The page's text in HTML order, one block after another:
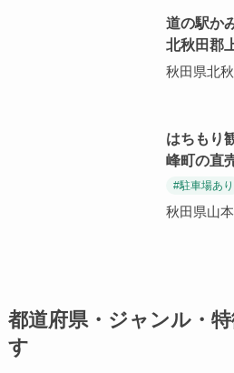
道の駅か
北秋田郡
秋田県北
はちもり
峰町の直
#駐車場あり
秋田県山
都道府県・ジャンル・
す